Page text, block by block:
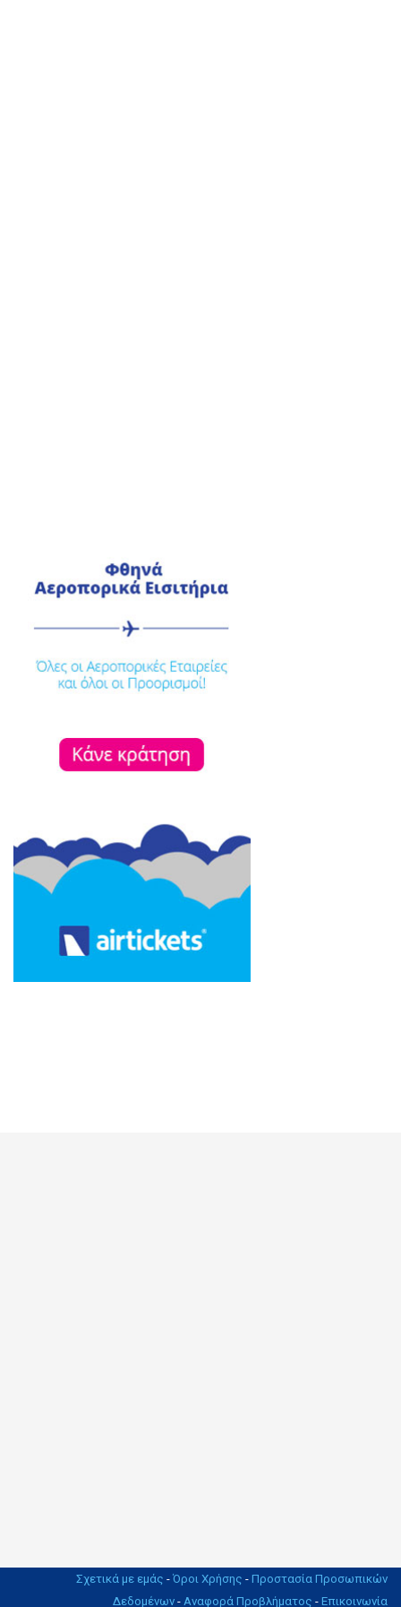
Σχετικά με εμάς - Όροι Χρήσης - Προστασία Προσωπικών
Δεδομένων - Αναφορά Προβλήματος - Επικοινωνία